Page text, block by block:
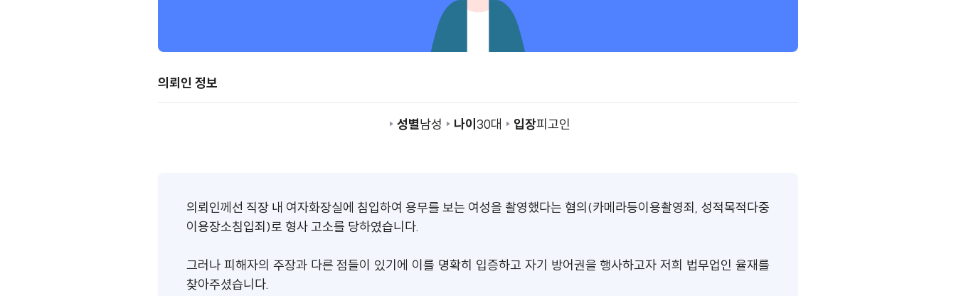
의뢰인 정보
성별남성 나이30대 입장피고인
의뢰인께선 직장 내 여자화장실에 침입하여 용무를 보는 여성을 촬영했다는 혐의(카메라등이용촬영죄, 성적목적다중
이용장소침입죄)로 형사 고소를 당하였습니다.
그러나 피해자의 주장과 다른 점들이 있기에 이를 명확히 입증하고 자기 방어권을 행사하고자 저희 법무업인 율재를
찾아주셨습니다.